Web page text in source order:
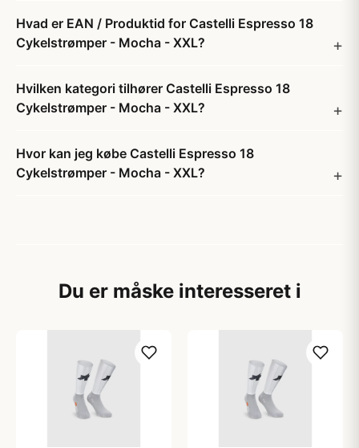
Hvad er EAN / Produktid for Castelli Espresso 18
Cykelstrømper - Mocha - XXL?
Hvilken kategori tilhører Castelli Espresso 18
Cykelstrømper - Mocha - XXL?
Hvor kan jeg købe Castelli Espresso 18
Cykelstrømper - Mocha - XXL?
Du er måske interesseret i